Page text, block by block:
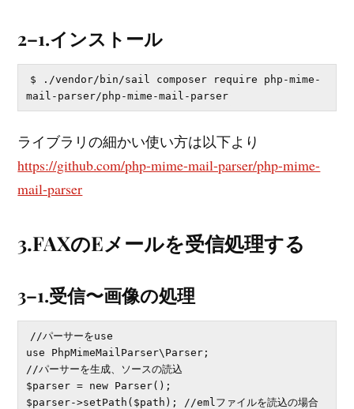
2–1.インストール
$ ./vendor/bin/sail composer require php-mime-
ライブラリの細かい使い方は以下より
https://github.com/php-mime-mail-parser/php-mime-
mail-parser
3.FAXのEメールを受信処理する
3–1.受信〜画像の処理
//パーサーをuse
use PhpMimeMailParser\Parser;
//パーサーを生成、ソースの読込
$parser = new Parser();
$parser->setPath($path); //emlファイルを読込の場合